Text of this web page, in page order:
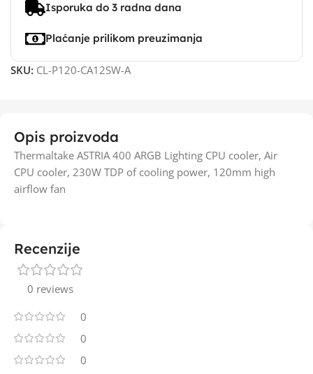
Isporuka do 3 radna dana
Plaćanje prilikom preuzimanja
SKU: CL-P120-CA12SW-A
Opis proizvoda
Thermaltake ASTRIA 400 ARGB Lighting CPU cooler, Air
CPU cooler, 230W TDP of cooling power, 120mm high
airflow fan
Recenzije
0 reviews
0
0
0